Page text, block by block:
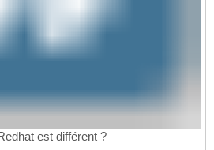
est différent ?